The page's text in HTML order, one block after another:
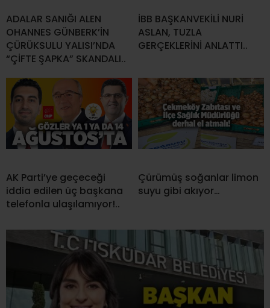
ADALAR SANIĞI ALEN
OHANNES GÜNBERK’İN
ÇÜRÜKSULU YALISI’NDA
“ÇİFTE ŞAPKA” SKANDALI..
İBB BAŞKANVEKİLİ NURİ
ASLAN, TUZLA
GERÇEKLERİNİ ANLATTI..
AK Parti’ye geçeceği
iddia edilen üç başkana
telefonla ulaşılamıyor!..
Çürümüş soğanlar limon
suyu gibi akıyor…